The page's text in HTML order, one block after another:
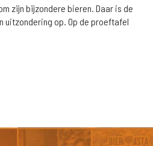
zijn bijzondere bieren. Daar is de
uitzondering op. Op de proeftafel